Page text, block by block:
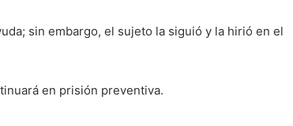
sin embargo, el sujeto la siguió y la hirió en el
en prisión preventiva.